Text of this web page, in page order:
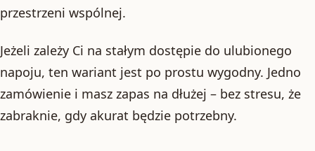
przestrzeni wspólnej.
Jeżeli zależy Ci na stałym dostępie do ulubionego
napoju, ten wariant jest po prostu wygodny. Jedno
zamówienie i masz zapas na dłużej – bez stresu, że
zabraknie, gdy akurat będzie potrzebny.